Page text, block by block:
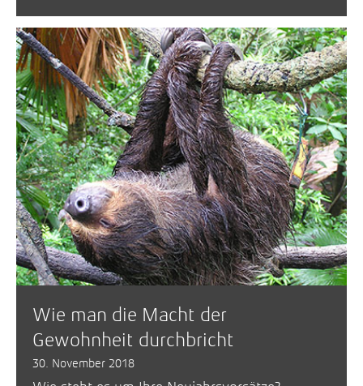
Wie man die Macht der
Gewohnheit durchbricht
30. November 2018